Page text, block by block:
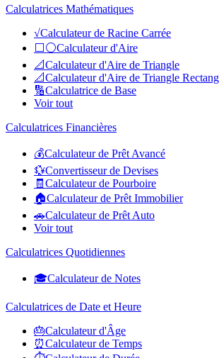
Calculatrices Mathématiques
√Calculateur de Racine Carrée
⬜⚪Calculateur d'Aire
📐Calculateur d'Aire de Triangle
📐Calculateur d'Aire de Triangle
🔢Calculatrice de Base
Voir tout
Calculatrices Financières
💰Calculateur de Prêt Avancé
💱Convertisseur de Devises
🧾 Calculateur de Pourboire
🏠Calculateur de Prêt Immobilier
🚗Calculateur de Prêt Auto
Voir tout
Calculatrices Quotidiennes
🎓Calculateur de Notes
Calculatrices de Date et Heure
🎂Calculateur d'Âge
⏰Calculateur de Temps